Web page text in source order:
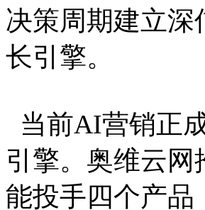
决策周期建立
长引擎。
当前AI营销正
引擎。奥维云
能投手四个产品